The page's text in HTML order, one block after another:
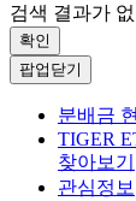
검색 결과가
확인
팝업닫기
분배금
TIGER
찾아보기
관심정보